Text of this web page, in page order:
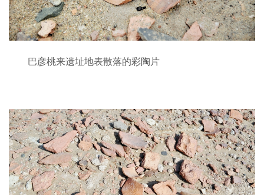
巴彦桃来遗址地表散落的彩陶片